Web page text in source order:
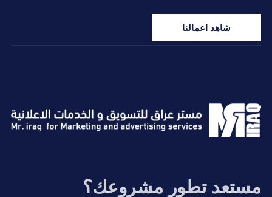
شاهد اعمالنا
مستعد تطور مشروعك؟